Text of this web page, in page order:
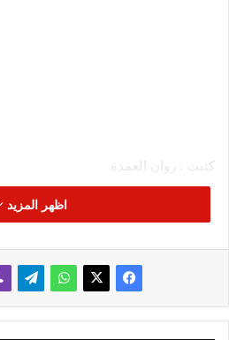
كتبت : روان العمدة
سيارة جديدة وصديقة للبيئة «موديل
اظهر المزيد